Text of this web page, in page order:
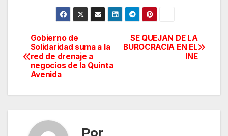
Navegación
de
SE QUEJAN DE LA
BUROCRACIA EN EL
INE
Gobierno de
Solidaridad suma a la
red de drenaje a
negocios de la Quinta
Avenida
Por